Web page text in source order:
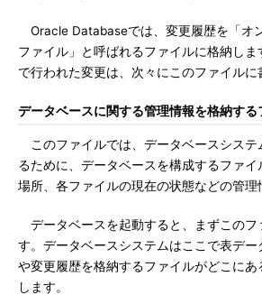
Oracle Databaseでは、変更履歴を「オ
ファイル」と呼ばれるファイルに格納し
で行われた変更は、次々にこのファイルに
データベースに関する管理情報を格納する
このファイルでは、データベースシステ
るために、データベースを構成するファ
場所、各ファイルの現在の状態などの管理
データベースを起動すると、まずこのフ
す。データベースシステムはここで表デ
や変更履歴を格納するファイルがどこに
します。